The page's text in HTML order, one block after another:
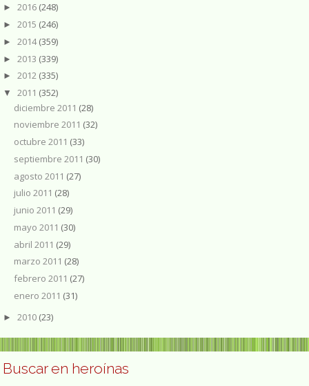
► 2016 (248)
► 2015 (246)
► 2014(359)
► 2013 (339)
► 2012 (335)
▼ 2011 (352)
diciembre 2011 (28)
noviembre 2011 (32)
octubre 2011 (33)
septiembre 2011 (30)
agosto 2011 (27)
julio 2011 (28)
junio 2011 (29)
mayo 2011 (30)
abril 2011 (29)
marzo 2011 (28)
febrero 2011 (27)
enero 2011 (31)
► 2010 (23)
Buscar en heroínas